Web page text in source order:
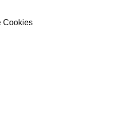
Cookies